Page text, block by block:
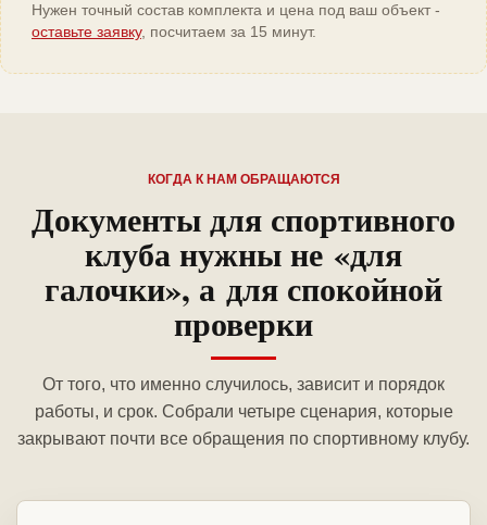
Нужен точный состав комплекта и цена под ваш объект -
оставьте заявку, посчитаем за 15 минут.
КОГДА К НАМ ОБРАЩАЮТСЯ
Документы для спортивного
клуба нужны не «для
галочки», а для спокойной
проверки
От того, что именно случилось, зависит и порядок
работы, и срок. Собрали четыре сценария, которые
закрывают почти все обращения по спортивному клубу.